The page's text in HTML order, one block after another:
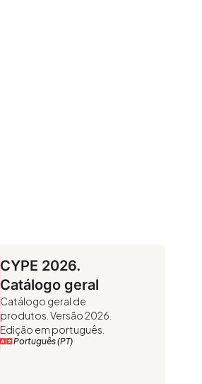
CYPE 2026.
Catálogo geral
Catálogo geral de
produtos. Versão 2026.
Edição em português.
Português (PT)